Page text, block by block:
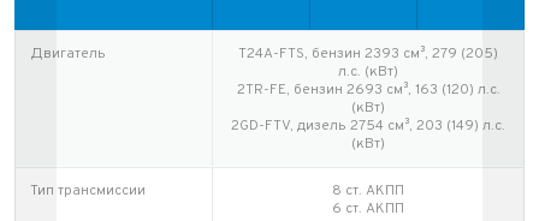
Двигатель
T24A-FTS, бензин 2393 см³, 279 (205)
л.с. (кВт)
2TR-FE, бензин 2693 см³, 163 (120) л.с.
(кВт)
2GD-FTV, дизель 2754 см³, 203 (149) л.с.
(кВт)
Тип трансмиссии
8 ст. АКПП
6 ст. АКПП